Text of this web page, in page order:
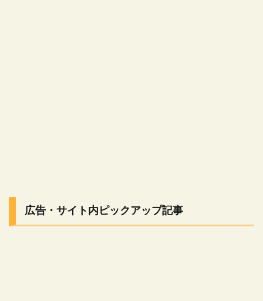
広告・サイト内ピックアップ記事